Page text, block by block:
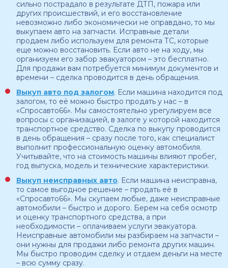
сильно пострадало в результате ДТП, пожара или
других происшествий, и его восстановление
невозможно либо экономически не оправдано, то мы
выкупаем авто на запчасти. Исправные детали
продаем либо используем для ремонта ТС, которые
еще можно восстановить. Если авто не на ходу, мы
организуем его забор эвакуатором – это бесплатно.
Для продажи вам потребуется минимум документов и
времени – сделка проводится в день обращения.
Выкуп авто под залогом. Если машина находится под
залогом, то её можно быстро продать у нас – в
«Спросавто66». Мы самостоятельно урегулируем все
вопросы с организацией, в залоге у которой находится
транспортное средство. Сделка по выкупу проводится
в день обращения – сразу после того, как специалист
выполнит профессиональную оценку автомобиля.
Учитывайте, что на стоимость машины влияют пробег,
год выпуска, модель и технические характеристики.
Выкуп неисправных авто. Если машина неисправна,
то самое выгодное решение – продать её в
«Спросавто66». Мы скупаем любые, даже неисправные
автомобили – быстро и дорого. Берем на себя осмотр
и оценку транспортного средства, а при
необходимости – оплачиваем услуги эвакуатора.
Неисправные автомобили мы разбираем на запчасти –
они нужны для продажи либо ремонта других машин.
Мы быстро проводим сделку и отдаем деньги на месте
– всю сумму сразу.